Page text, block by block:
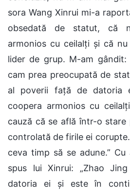
sora Wang Xinrui mi-a
obsedată de statut, că
armonios cu ceilalți și că
lider de grup. M-am gândit:
cam prea preocupată de
al poverii față de datoria
coopera armonios cu
cauză că se află într-o stare
controlată de firile ei
ceva timp să se adune.”
spus lui Xinrui: „Zhao
datoria ei și este în